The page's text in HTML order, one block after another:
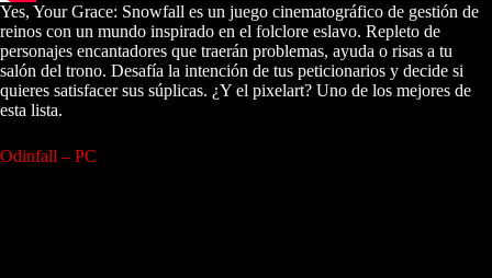
Yes, Your Grace: Snowfall es un juego cinematográfico de gestión de
reinos con un mundo inspirado en el folclore eslavo. Repleto de
personajes encantadores que traerán problemas, ayuda o risas a tu
salón del trono. Desafía la intención de tus peticionarios y decide si
quieres satisfacer sus súplicas. ¿Y el pixelart? Uno de los mejores de
esta lista.
Odinfall – PC